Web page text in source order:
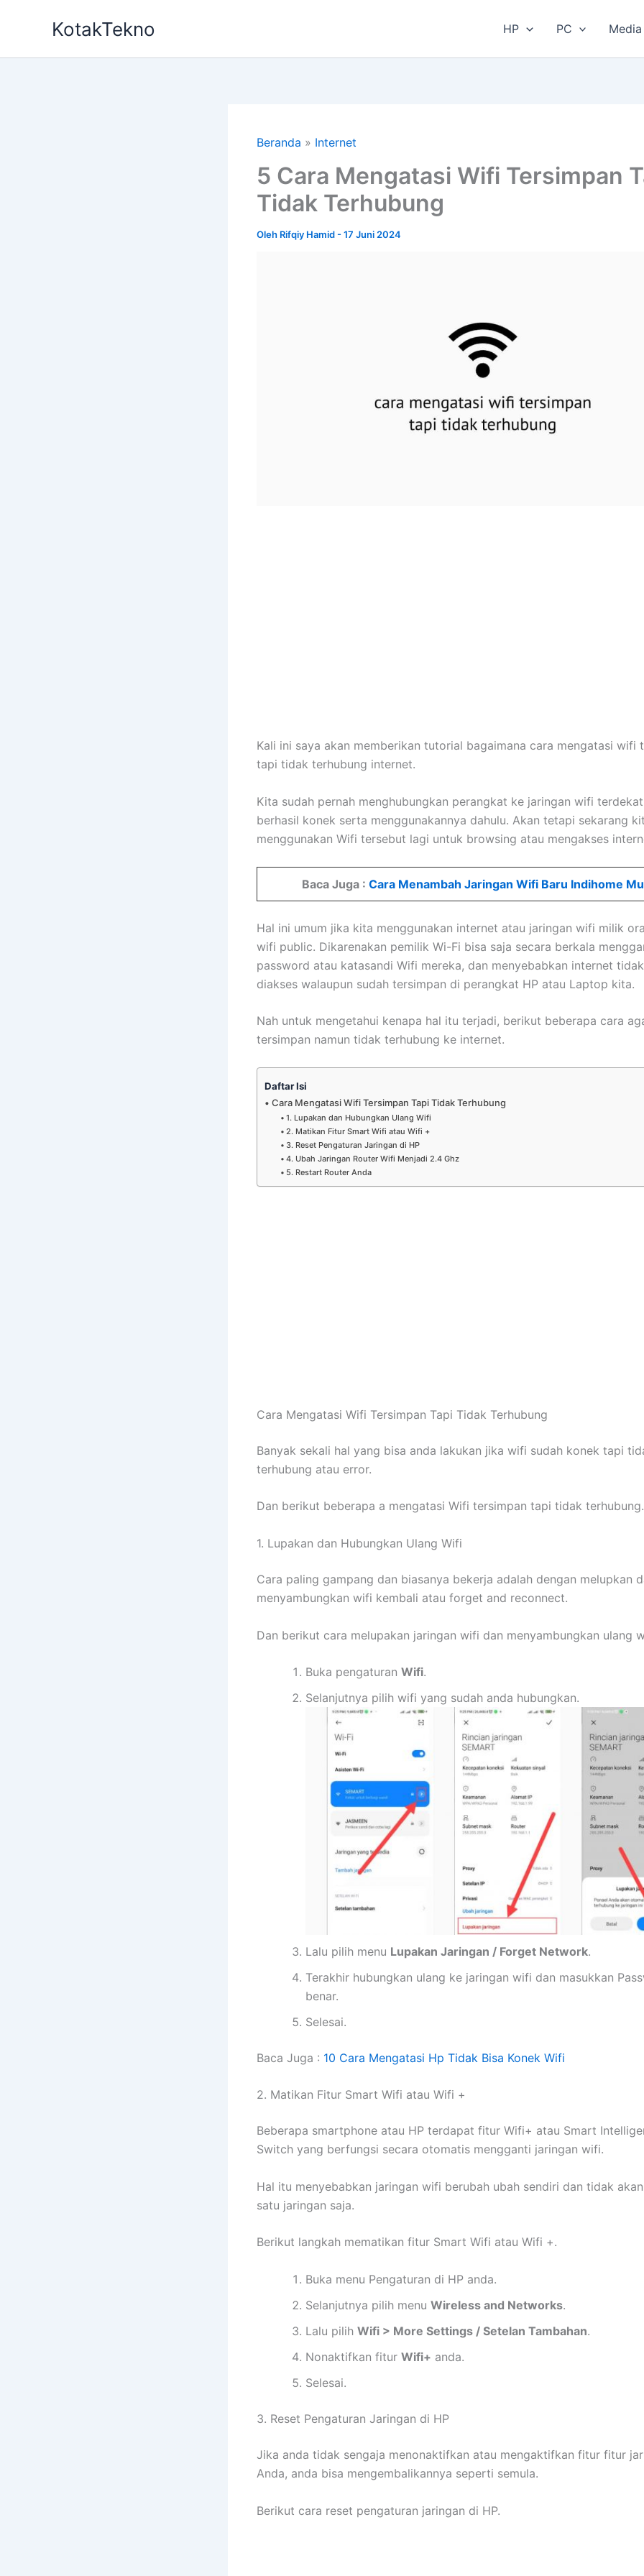
KotakTekno HP PC
Beranda Internet
5 Cara Mengatasi Wifi Tersimpan
Tidak Terhubung
Oleh Rifqiy Hamid-17 Juni 2024
Kali ini saya akan memberikan tutorial bagaimana cara mengatasi wifi
tapi tidak terhubung internet.
Kita sudah pernah menghubungkan perangkat ke jaringan wifi
berhasil konek serta menggunakannya dahulu. Akan tetapi sekarang
menggunakan Wifi tersebut lagi untuk browsing atau mengakses
Baca Juga : Cara Menambah Jaringan Wifi Baru Indihome
Hal ini umum jika kita menggunakan internet atau jaringan wifi milik
wifi public. Dikarenakan pemilik Wi-Fi bisa saja secara berkala
password atau katasandi Wifi mereka, dan menyebabkan internet
diakses walaupun sudah tersimpan di perangkat HP atau Laptop kita.
Nah untuk mengetahui kenapa hal itu terjadi, berikut beberapa cara
tersimpan namun tidak terhubung ke internet.
Daftar Isi
Cara Mengatasi Wifi Tersimpan Tapi Tidak Terhubung
1. Lupakan dan Hubungkan Ulang Wifi
2. Matikan Fitur Smart Wifi atau Wifi +
3. Reset Pengaturan Jaringan di HP
4. Ubah Jaringan Router Wifi Menjadi 2.4 Ghz
5. Restart Router Anda
Cara Mengatasi Wifi Tersimpan Tapi Tidak Terhubung
Banyak sekali hal yang bisa anda lakukan jika wifi sudah konek tapi
terhubung atau error.
Dan berikut beberapa a mengatasi Wifi tersimpan tapi tidak terhubung.
1. Lupakan dan Hubungkan Ulang Wifi
Cara paling gampang dan biasanya bekerja adalah dengan melupkan
menyambungkan wifi kembali atau forget and reconnect.
Dan berikut cara melupakan jaringan wifi dan menyambungkan ulang
Buka pengaturan Wifi.
Selanjutnya pilih wifi yang sudah anda hubungkan.
Lalu pilih menu Lupakan Jaringan / Forget Network.
Terakhir hubungkan ulang ke jaringan wifi dan masukkan
benar.
Selesai.
Baca Juga : 10 Cara Mengatasi Hp Tidak Bisa Konek Wifi
2. Matikan Fitur Smart Wifi atau Wifi +
Beberapa smartphone atau HP terdapat fitur Wifi+ atau Smart
Switch yang berfungsi secara otomatis mengganti jaringan wifi.
Hal itu menyebabkan jaringan wifi berubah ubah sendiri dan tidak
satu jaringan saja.
Berikut langkah mematikan fitur Smart Wifi atau Wifi +.
Buka menu Pengaturan di HP anda.
Selanjutnya pilih menu Wireless and Networks.
Lalu pilih Wifi > More Settings / Setelan Tambahan.
Nonaktifkan fitur Wifi+ anda.
Selesai.
3. Reset Pengaturan Jaringan di HP
Jika anda tidak sengaja menonaktifkan atau mengaktifkan fitur fitur
Anda, anda bisa mengembalikannya seperti semula.
Berikut cara reset pengaturan jaringan di HP.